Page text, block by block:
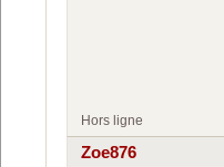
Hors ligne
Zoe876